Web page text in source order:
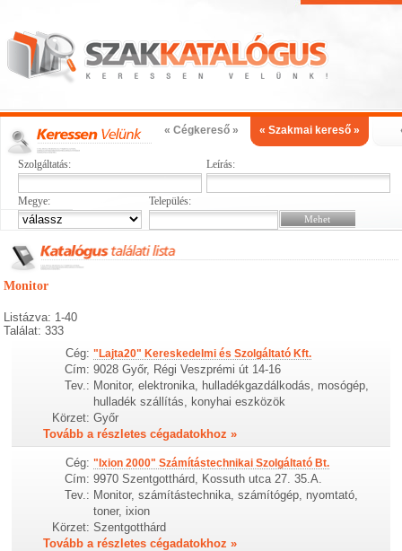
« Cégkereső » « Szakmai kereső »
Szolgáltatás: Leírás:
Megye: Település:
Monitor
Listázva: 1-40
Találat: 333
Cég: "Lajta20" Kereskedelmi és Szolgáltató Kft.
Cím: 9028 Győr, Régi Veszprémi út 14-16
Tev.: Monitor, elektronika, hulladékgazdálkodás, mosógép,
hulladék szállítás, konyhai eszközök
Körzet: Győr
Tovább a részletes cégadatokhoz »
Cég: "Ixion 2000" Számítástechnikai Szolgáltató Bt.
Cím: 9970 Szentgotthárd, Kossuth utca 27. 35.A.
Tev.: Monitor, számítástechnika, számítógép, nyomtató,
toner, ixion
Körzet: Szentgotthárd
Tovább a részletes cégadatokhoz »